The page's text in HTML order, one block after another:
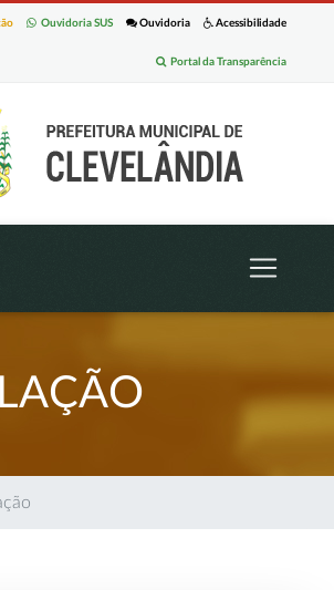
Acessibilidade
Ouvidoria
Ouvidoria SUS
Portal da Transparência